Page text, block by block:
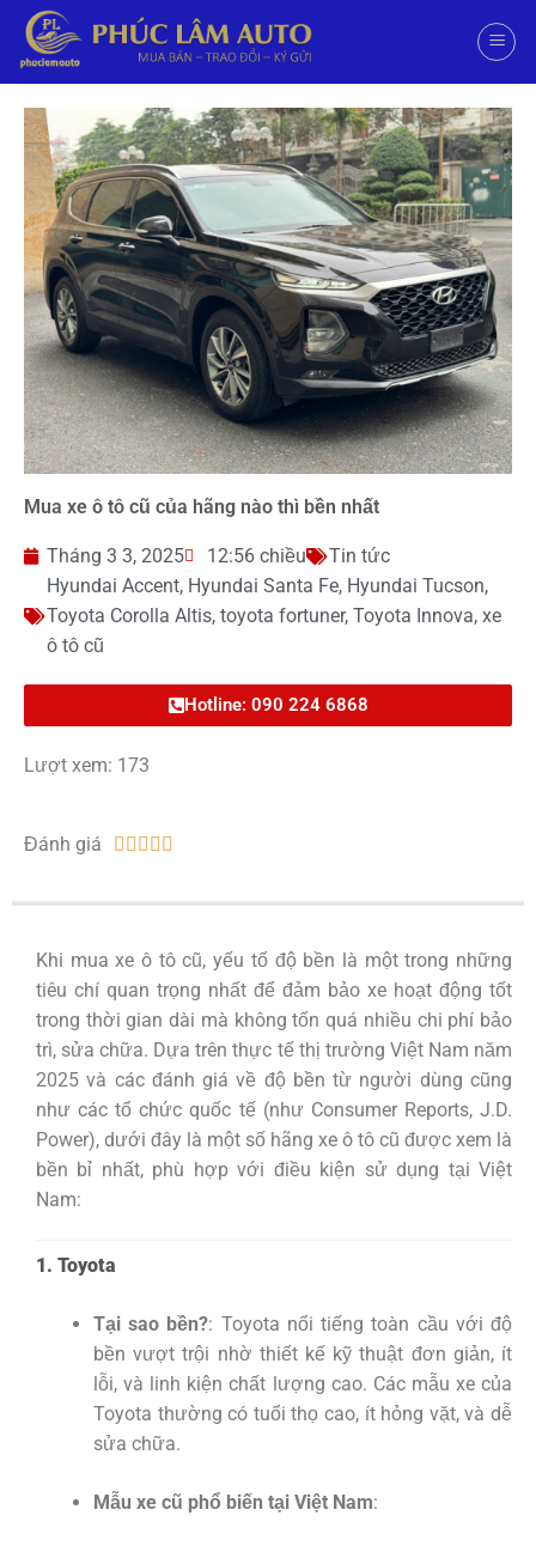
Mua xe ô tô cũ của hãng nào thì bền nhất
Tháng 3 3, 2025 12:56 chiều
Tin tức
Hyundai Accent, Hyundai Santa Fe, Hyundai Tucson,
Toyota Corolla Altis, toyota fortuner, Toyota Innova, xe
ô tô cũ
Hotline: 090 224 6868
Lượt xem: 173
Đánh giá     
Khi mua xe ô tô cũ, yếu tố độ bền là một trong những
tiêu chí quan trọng nhất để đảm bảo xe hoạt động tốt
trong thời gian dài mà không tốn quá nhiều chi phí bảo
trì, sửa chữa. Dựa trên thực tế thị trường Việt Nam năm
2025 và các đánh giá về độ bền từ người dùng cũng
như các tổ chức quốc tế (như Consumer Reports, J.D.
Power), dưới đây là một số hãng xe ô tô cũ được xem là
bền bỉ nhất, phù hợp với điều kiện sử dụng tại Việt
Nam:
1. Toyota
Tại sao bền?: Toyota nổi tiếng toàn cầu với độ
bền vượt trội nhờ thiết kế kỹ thuật đơn giản, ít
lỗi, và linh kiện chất lượng cao. Các mẫu xe của
Toyota thường có tuổi thọ cao, ít hỏng vặt, và dễ
sửa chữa.
Mẫu xe cũ phổ biến tại Việt Nam: